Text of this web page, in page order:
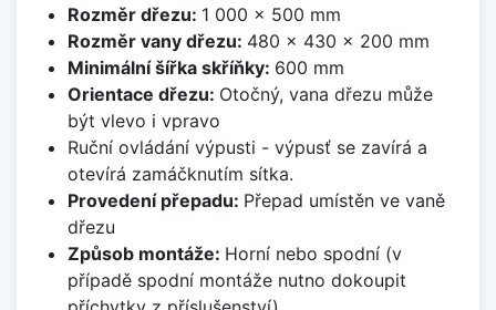
Rozměr dřezu: 1 000 x 500 mm
Rozměr vany dřezu: 480 x 430 x 200 mm
Minimální šířka skříňky: 600 mm
Orientace dřezu: Otočný, vana dřezu může
být vlevo i vpravo
Ruční ovládání výpusti - výpusť se zavírá a
otevírá zamáčknutím sítka.
Provedení přepadu: Přepad umístěn ve vaně
dřezu
Způsob montáže: Horní nebo spodní (v
případě spodní montáže nutno dokoupit